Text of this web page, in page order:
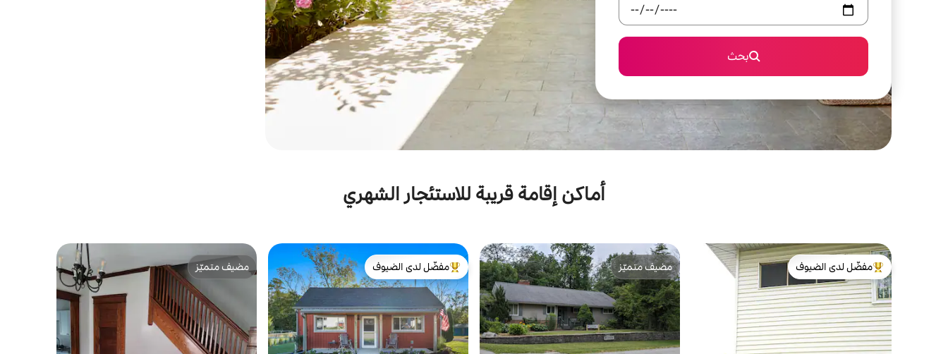
بحث
أماكن إقامة قريبة للاستئجار الشهري
من أبرز البيوت المفضّلة لدى الضيوف
مفضّل لدى الضيوف
مضيف متميّز
مضيف متميّز
من أبرز البيوت المفضّلة لدى الضيوف
مفضّل لدى الضيوف
مضيف متميّز
مضيف متميّز